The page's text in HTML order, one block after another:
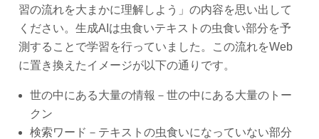
習の流れを大まかに理解しよう」の内容を思い出して
ください。生成AIは虫食いテキストの虫食い部分を予
測することで学習を行っていました。この流れをWeb
に置き換えたイメージが以下の通りです。
世の中にある大量の情報－世の中にある大量のトー
クン
検索ワード－テキストの虫食いになっていない部分